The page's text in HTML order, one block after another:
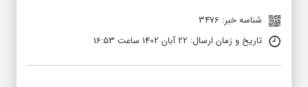
شناسه خبر: 3476
تاریخ و زمان ارسال: 22 آبان 1402 ساعت 16:53